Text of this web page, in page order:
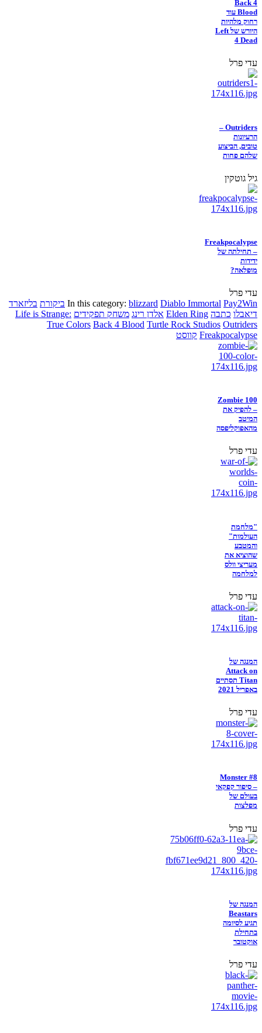
Back 4
Blood עוד
רחוק מלהיות
היורש של Left
4 Dead
עדי פרל
Outriders –
הרעיונות
טובים, הביצוע
שלהם פחות
גיל גוטקין
Freakpocalypse
– תחילתה של
ידידות
מופלאה?
עדי פרל
In this category: blizzard Diablo Immortal Pay2Win ביקורת בליזארד
דיאבלו כתבה Elden Ring אלדן רינג משחק תפקידים Life is Strange:
True Colors Back 4 Blood Turtle Rock Studios Outriders
Freakpocalypse קווסט
Zombie 100
– להפיק את
המיטב
מהאפוקליפסה
עדי פרל
"מלחמת
העולמות"
והמטבע
שהוציא את
מעריצי וולס
למלחמה
עדי פרל
המנגה של
Attack on
Titan תסתיים
באפריל 2021
עדי פרל
Monster #8
– סיפור קפקאי
בעולם של
מפלצות
עדי פרל
המנגה של
Beastars
תגיע לסיומה
בתחילת
אוקטובר
עדי פרל